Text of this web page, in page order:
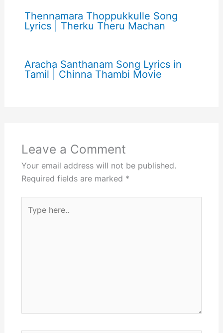
Thennamara Thoppukkulle Song
Lyrics | Therku Theru Machan
Aracha Santhanam Song Lyrics in
Tamil | Chinna Thambi Movie
Leave a Comment
Your email address will not be published.
Required fields are marked *
here..